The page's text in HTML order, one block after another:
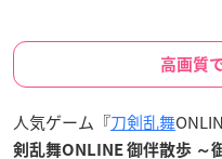
高画質
人気ゲーム『刀剣乱舞
剣乱舞ONLINE 御伴散歩 ～